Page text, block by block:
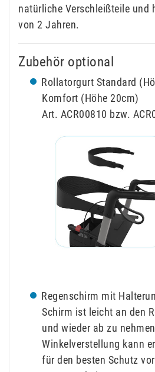
natürliche Verschleißteile und
von 2 Jahren.
Zubehör optional
Rollatorgurt Standard
Komfort (Höhe 20cm)
Art. ACR00810 bzw.
Regenschirm mit
Schirm ist leicht an den
und wieder ab zu
Winkelverstellung kann
für den besten Schutz